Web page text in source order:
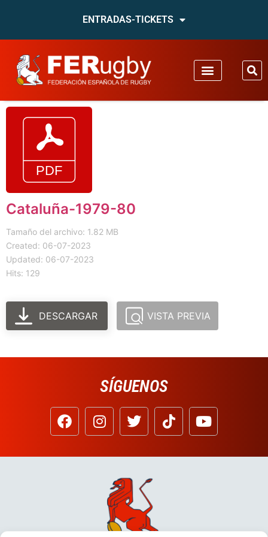
ENTRADAS-TICKETS
Cataluña-1979-80
Tamaño del archivo: 1.82 MB
Created: 06-07-2023
Updated: 06-07-2023
Hits: 129
DESCARGAR VISTA PREVIA
SÍGUENOS